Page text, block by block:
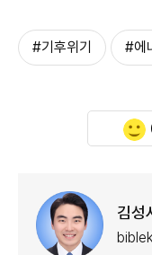
#기후위기 #에
김성